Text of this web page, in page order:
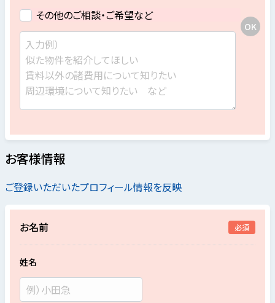
その他のご相談・ご希望など
お客様情報
ご登録いただいたプロフィール情報を反映
お名前 必須
姓名